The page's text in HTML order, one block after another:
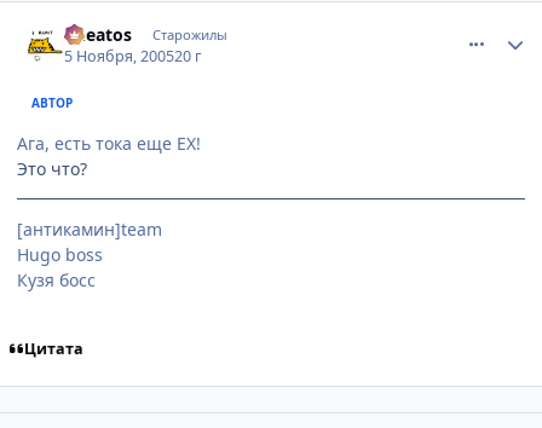
Cheatos Старожилы
5 Ноября, 200520 г
АВТОР
Ага, есть тока еще EX!
Это что?
[антикамин]team
Hugo boss
Кузя босс
Цитата